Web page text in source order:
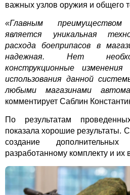
важных узлов оружия и общего
«Главным
является уникальная
расхода боеприпасов в
надежная. Нет
конструкционные
использования данной
любыми магазинами
комментирует Саблин
По результатам
показала хорошие результаты.
создание
разработанному комплекту и их